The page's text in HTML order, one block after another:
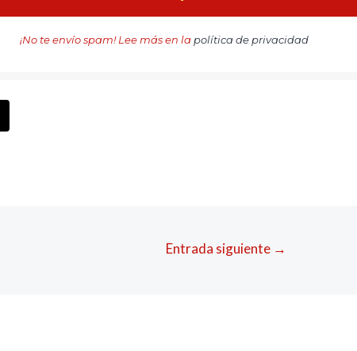
¡No te envío spam! Lee más en la política de privacidad
Entrada siguiente →